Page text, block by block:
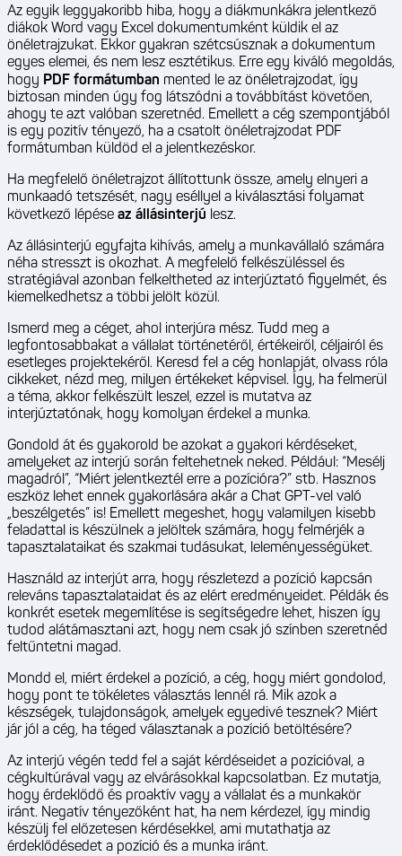
Az egyik leggyakoribb hiba, hogy a diákmunkákra jelentkező
diákok Word vagy Excel dokumentumként küldik el az
önéletrajzukat. Ekkor gyakran szétcsúsznak a dokumentum
egyes elemei, és nem lesz esztétikus. Erre egy kiváló megoldás,
hogy PDF formátumban mented le az önéletrajzodat, így
biztosan minden úgy fog látszódni a továbbítást követően,
ahogy te azt valóban szeretnéd. Emellett a cég szempontjából
is egy pozitív tényező, ha a csatolt önéletrajzodat PDF
formátumban küldöd el a jelentkezéskor.
Ha megfelelő önéletrajzot állítottunk össze, amely elnyeri a
munkaadó tetszését, nagy eséllyel a kiválasztási folyamat
következő lépése az állásinterjú lesz.
Az állásinterjú egyfajta kihívás, amely a munkavállaló számára
néha stresszt is okozhat. A megfelelő felkészüléssel és
stratégiával azonban felkeltheted az interjúztató figyelmét, és
kiemelkedhetsz a többi jelölt közül.
Ismerd meg a céget, ahol interjúra mész. Tudd meg a
legfontosabbakat a vállalat történetéről, értékeiről, céljairól és
esetleges projektekéről. Keresd fel a cég honlapját, olvass róla
cikkeket, nézd meg, milyen értékeket képvisel. Így, ha felmerül
a téma, akkor felkészült leszel, ezzel is mutatva az
interjúztatónak, hogy komolyan érdekel a munka.
Gondold át és gyakorold be azokat a gyakori kérdéseket,
amelyeket az interjú során feltehetnek neked. Például: “Mesélj
magadról”, “Miért jelentkeztél erre a pozícióra?” stb. Hasznos
eszköz lehet ennek gyakorlására akár a Chat GPT-vel való
„beszélgetés” is! Emellett megeshet, hogy valamilyen kisebb
feladattal is készülnek a jelöltek számára, hogy felmérjék a
tapasztalataikat és szakmai tudásukat, leleményességüket.
Használd az interjút arra, hogy részletezd a pozíció kapcsán
releváns tapasztalataidat és az elért eredményeidet. Példák és
konkrét esetek megemlítése is segítségedre lehet, hiszen így
tudod alátámasztani azt, hogy nem csak jó színben szeretnéd
feltűntetni magad.
Mondd el, miért érdekel a pozíció, a cég, hogy miért gondolod,
hogy pont te tökéletes választás lennél rá. Mik azok a
készségek, tulajdonságok, amelyek egyedivé tesznek? Miért
jár jól a cég, ha téged választanak a pozíció betöltésére?
Az interjú végén tedd fel a saját kérdéseidet a pozícióval, a
cégkultúrával vagy az elvárásokkal kapcsolatban. Ez mutatja,
hogy érdeklődő és proaktív vagy a vállalat és a munkakör
iránt. Negatív tényezőként hat, ha nem kérdezel, így mindig
készülj fel előzetesen kérdésekkel, ami mutathatja az
érdeklődésedet a pozíció és a munka iránt.